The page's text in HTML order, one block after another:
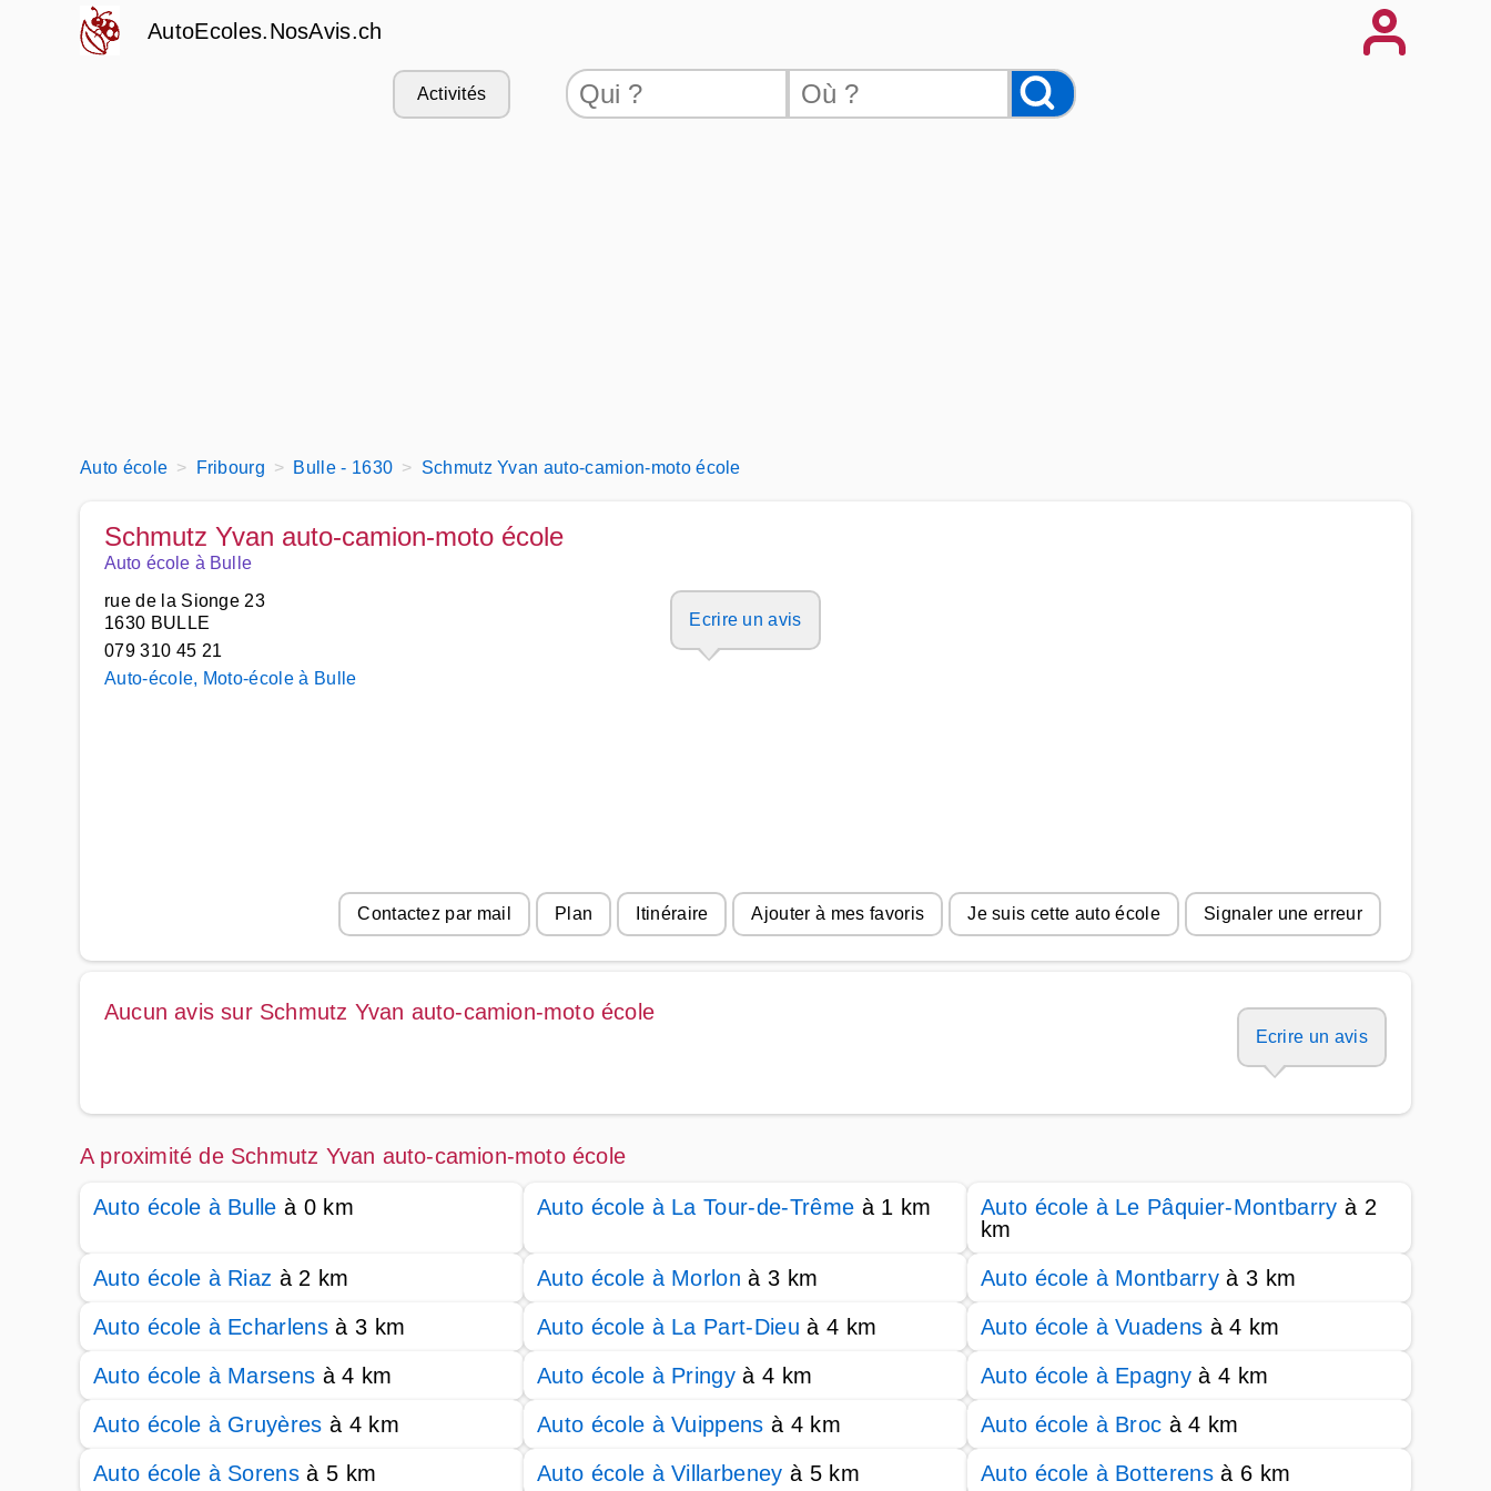
AutoEcoles.NosAvis.ch
Activités
Auto école Fribourg Bulle - 1630 Schmutz Yvan auto-camion-moto école
Schmutz Yvan auto-camion-moto école
Auto école à Bulle
rue de la Sionge 23
1630 BULLE
079 310 45 21
Auto-école, Moto-école à Bulle
Ecrire un avis
Contactez par mail Plan Itinéraire Ajouter à mes favoris Je suis cette auto école Signaler une erreur
Aucun avis sur Schmutz Yvan auto-camion-moto école
Ecrire un avis
A proximité de Schmutz Yvan auto-camion-moto école
Auto école à Bulle à 0 km Auto école à La Tour-de-Trême à 1 km Auto école à Le Pâquier-Montbarry à 2
km
Auto école à Riaz à 2 km Auto école à Morlon à 3 km Auto école à Montbarry à 3 km
Auto école à Echarlens à 3 km Auto école à La Part-Dieu à 4 km Auto école à Vuadens à 4 km
Auto école à Marsens à 4 km Auto école à Pringy à 4 km Auto école à Epagny à 4 km
Auto école à Gruyères à 4 km Auto école à Vuippens à 4 km Auto école à Broc à 4 km
Auto école à Sorens à 5 km Auto école à Villarbeney à 5 km Auto école à Botterens à 6 km